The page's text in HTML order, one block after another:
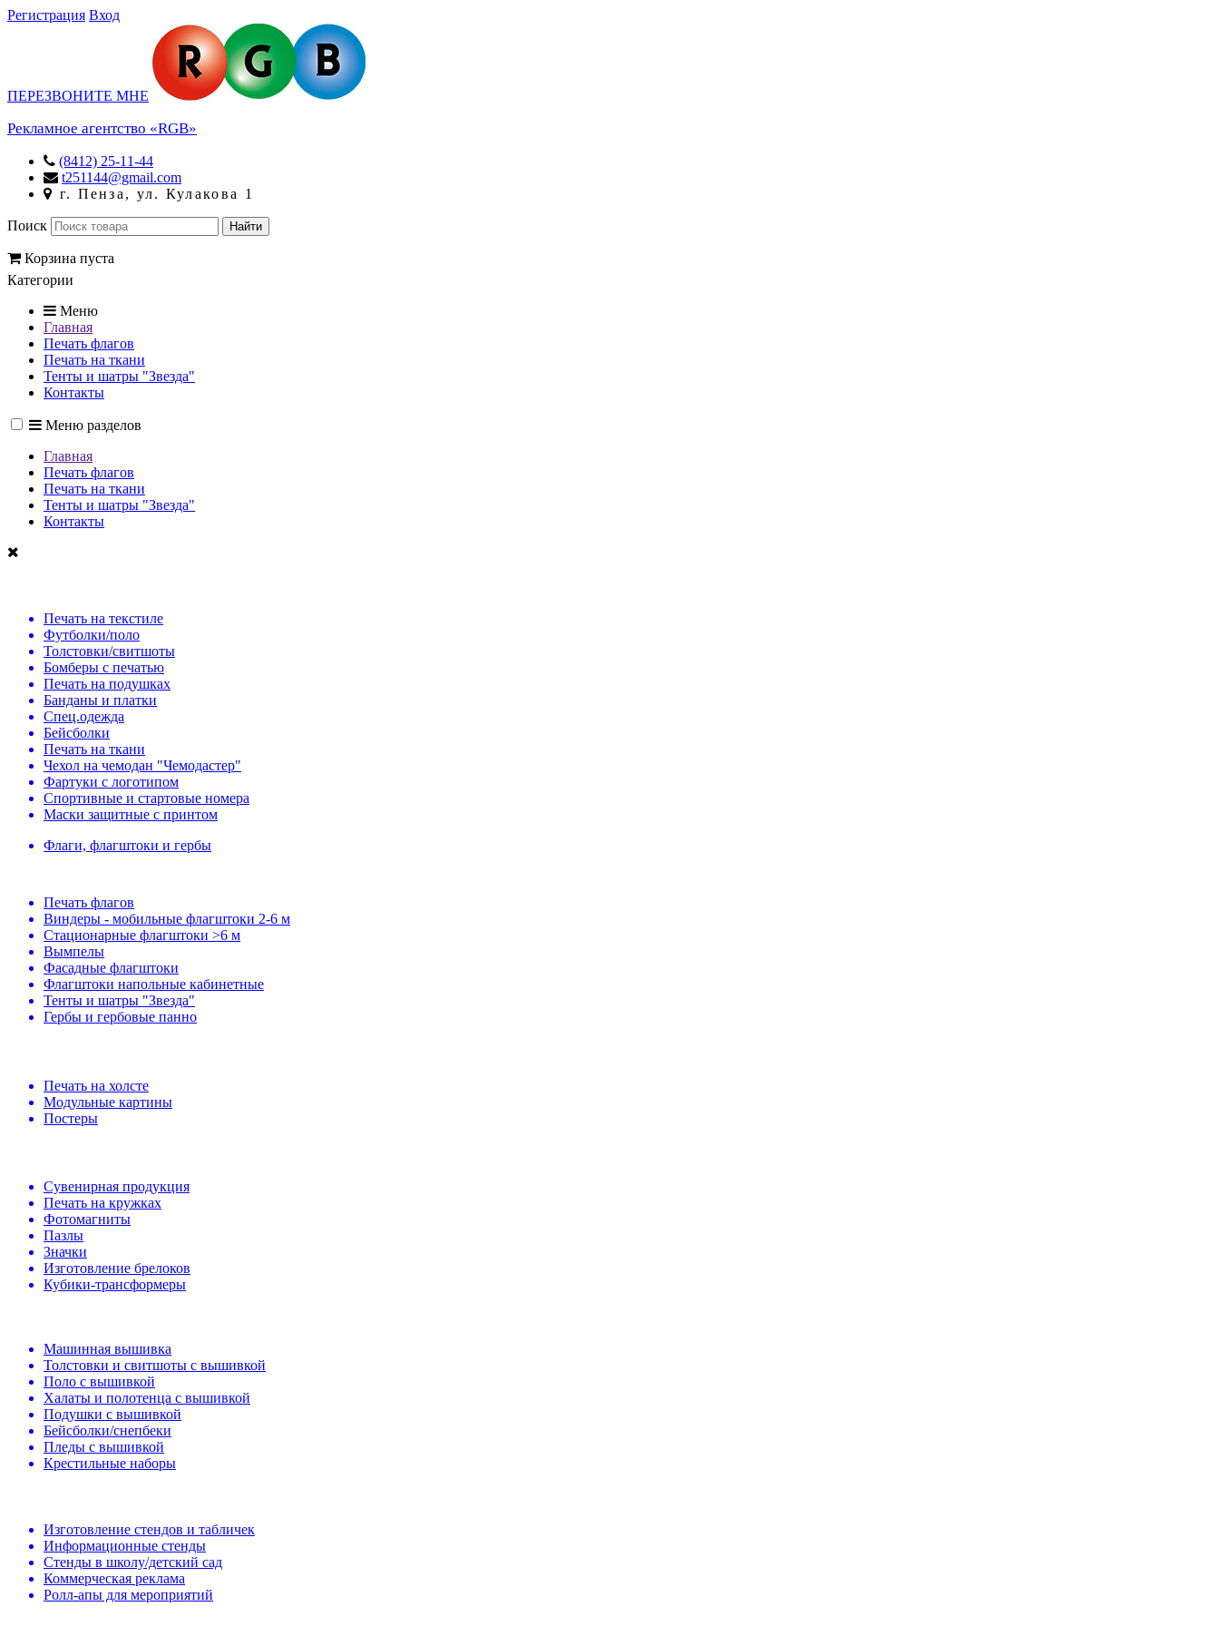
Регистрация Вход
ПЕРЕЗВОНИТЕ МНЕ
Рекламное агентство «RGB»
(8412) 25-11-44
t251144@gmail.com
г. Пенза, ул. Кулакова 1
Поиск
Корзина пуста
Категории
Меню
Главная
Печать флагов
Печать на ткани
Тенты и шатры "Звезда"
Контакты
Меню разделов
Главная
Печать флагов
Печать на ткани
Тенты и шатры "Звезда"
Контакты
Печать на текстиле
Футболки/поло
Толстовки/свитшоты
Бомберы с печатью
Печать на подушках
Банданы и платки
Спец.одежда
Бейсболки
Печать на ткани
Чехол на чемодан "Чемодастер"
Фартуки с логотипом
Спортивные и стартовые номера
Маски защитные с принтом
Флаги, флагштоки и гербы
Печать флагов
Виндеры - мобильные флагштоки 2-6 м
Стационарные флагштоки >6 м
Вымпелы
Фасадные флагштоки
Флагштоки напольные кабинетные
Тенты и шатры "Звезда"
Гербы и гербовые панно
Печать на холсте
Модульные картины
Постеры
Сувенирная продукция
Печать на кружках
Фотомагниты
Пазлы
Значки
Изготовление брелоков
Кубики-трансформеры
Машинная вышивка
Толстовки и свитшоты с вышивкой
Поло с вышивкой
Халаты и полотенца с вышивкой
Подушки с вышивкой
Бейсболки/снепбеки
Пледы с вышивкой
Крестильные наборы
Изготовление стендов и табличек
Информационные стенды
Стенды в школу/детский сад
Коммерческая реклама
Ролл-апы для мероприятий